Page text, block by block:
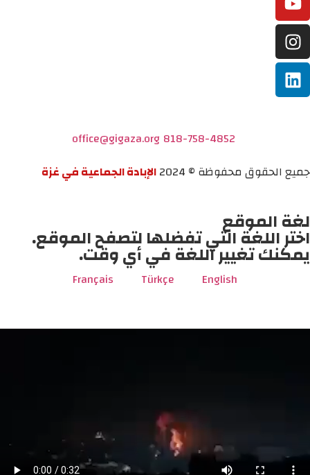
818-758-4852
office@gigaza.org
جميع الحقوق محفوظة © 2024
الإبادة الجماعية في غزة
لغة الموقع
اختر اللغة التي تفضلها لتصفح الموقع.
يمكنك تغيير اللغة في أي وقت.
English
Türkçe
Français